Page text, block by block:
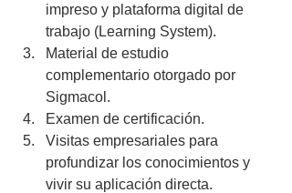
impreso y plataforma digital de
trabajo (Learning System).
Material de estudio
complementario otorgado por
Sigmacol.
Examen de certificación.
Visitas empresariales para
profundizar los conocimientos y
vivir su aplicación directa.